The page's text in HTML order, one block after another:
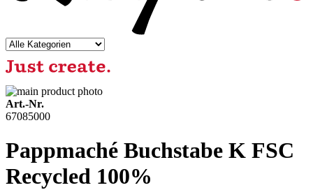
Art.-Nr.
67085000
Pappmaché Buchstabe K FSC
Recycled 100%